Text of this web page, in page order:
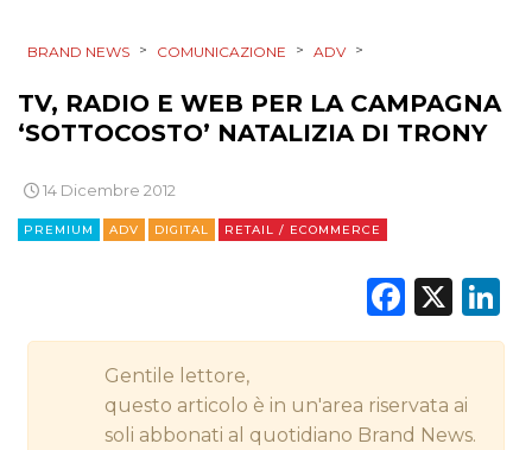
CSR
EDITORIA
ESTERNA
BRAND NEWS > COMUNICAZIONE > ADV >
TV, RADIO E WEB PER LA CAMPAGNA
‘SOTTOCOSTO’ NATALIZIA DI TRONY
14 Dicembre 2012
PREMIUM ADV DIGITAL RETAIL / ECOMMERCE
X
Gentile lettore,
questo articolo è in un'area riservata ai
soli abbonati al quotidiano Brand News.